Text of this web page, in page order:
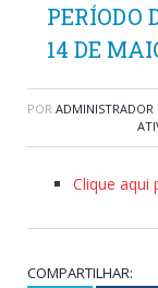
PERÍODO
14 DE
POR ADMINISTRADOR
Clique aqui
COMPARTILHAR: